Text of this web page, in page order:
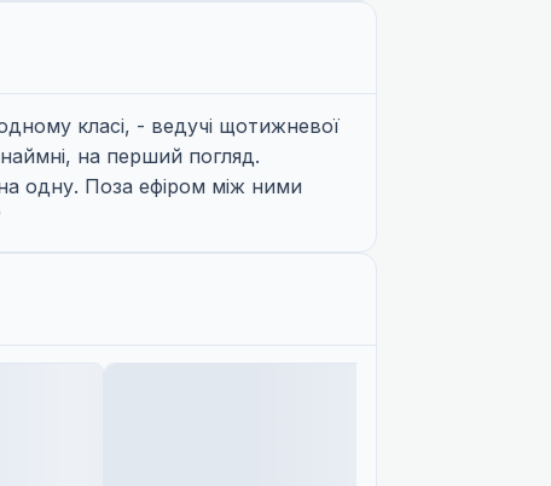
класі, - ведучі щотижневої
на перший погляд.
одну. Поза ефіром між ними